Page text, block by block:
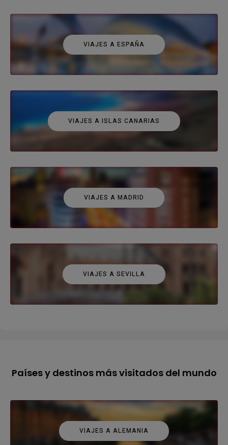
VIAJES A ESPAÑA
VIAJES A ISLAS CANARIAS
VIAJES A MADRID
VIAJES A SEVILLA
Países y destinos más visitados del mundo
VIAJES A ALEMANIA